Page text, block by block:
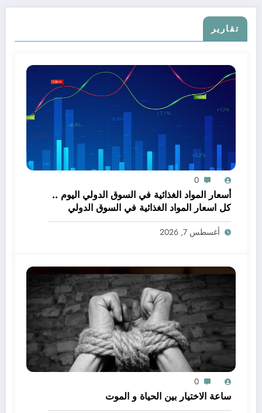
تقارير
0
أسعار المواد الغذائية في السوق الدولي اليوم ..
كل اسعار المواد الغذائية في السوق الدولي
اليوم طبقا للبورصات العالمية
أغسطس 7, 2026
0
ساعة الاختيار بين الحياة و الموت